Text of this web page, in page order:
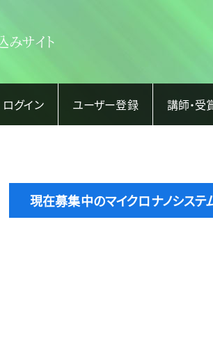
みサイト
ログイン ユーザー登録 講師・受
現在募集中のマイクロナノシステ